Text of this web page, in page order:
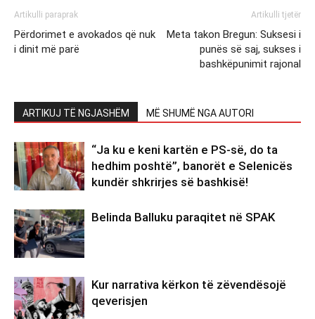
Artikulli paraprak
Përdorimet e avokados që nuk
i dinit më parë
Artikulli tjetër
Meta takon Bregun: Suksesi i
punës së saj, sukses i
bashkëpunimit rajonal
ARTIKUJ TË NGJASHËM MË SHUMË NGA AUTORI
“Ja ku e keni kartën e PS-së, do ta
hedhim poshtë”, banorët e Selenicës
kundër shkrirjes së bashkisë!
Belinda Balluku paraqitet në SPAK
Kur narrativa kërkon të zëvendësojë
qeverisjen